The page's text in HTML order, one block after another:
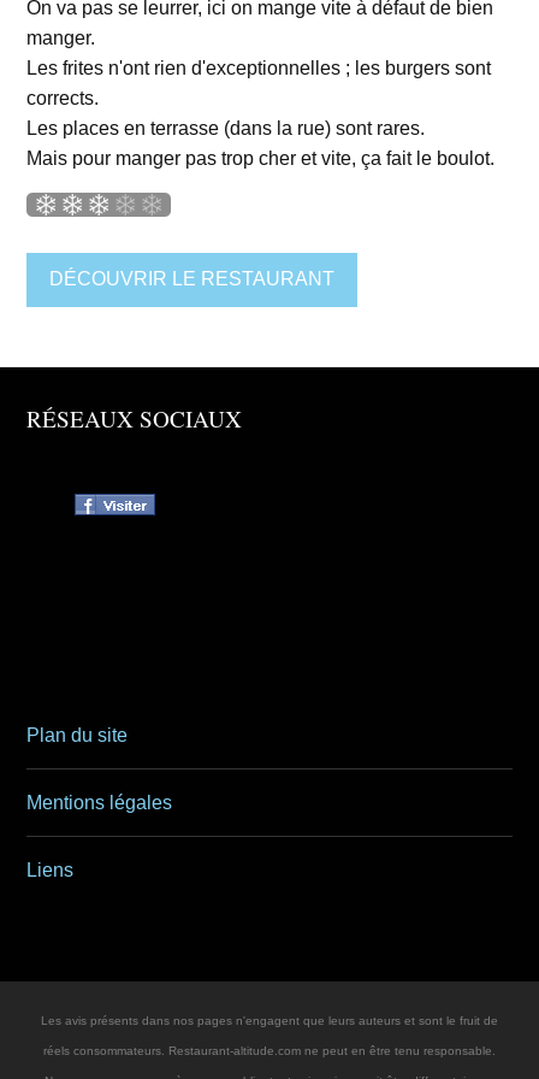
On va pas se leurrer, ici on mange vite à défaut de bien
manger.
Les frites n'ont rien d'exceptionnelles ; les burgers sont
corrects.
Les places en terrasse (dans la rue) sont rares.
Mais pour manger pas trop cher et vite, ça fait le boulot.
DÉCOUVRIR LE RESTAURANT
RÉSEAUX SOCIAUX
Plan du site
Mentions légales
Liens
Les avis présents dans nos pages n'engagent que leurs auteurs et sont le fruit de
réels consommateurs. Restaurant-altitude.com ne peut en être tenu responsable.